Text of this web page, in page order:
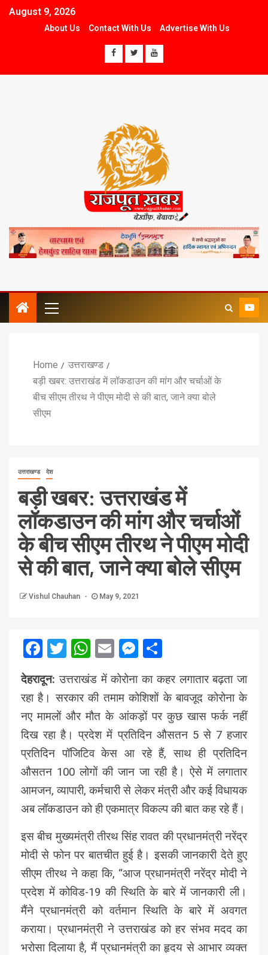
August 9, 2026
About Us Contact With Us Advertise With Us
Home
उत्तराखण्ड
बड़ी खबर: उत्तराखंड में लॉकडाउन की मांग और चर्चाओं के
बीच सीएम तीरथ ने पीएम मोदी से की बात, जाने क्या बोले
सीएम
उत्तराखण्ड देश
बड़ी खबर: उत्तराखंड में
लॉकडाउन की मांग और चर्चाओं
के बीच सीएम तीरथ ने पीएम मोदी
से की बात, जाने क्या बोले सीएम
Vishul Chauhan May 9, 2021
Facebook
Twitter
WhatsApp
EmailMessenger
देहरादून: उत्तराखंड में कोरोना का कहर लगातार बढ़ता जा
रहा है। सरकार की तमाम कोशिशों के बावजूद कोरोना के
नए मामलों और मौत के आंकड़ों पर कुछ खास फर्क नहीं
दिख रहा है। प्रदेश में प्रतिदिन औसतन 5 से 7 हजार
प्रतिदिन पॉजिटिव केस आ रहे हैं, साथ ही प्रतिदिन
औसतन 100 लोगों की जान जा रही है। ऐसे में लगातार
आमजन, व्यापारी, कर्मचारी से लेकर मंत्री और कई विधायक
अब लॉकडाउन को ही एकमात्र विकल्प की बात कह रहे हैं।
इस बीच मुख्यमंत्री तीरथ सिंह रावत की प्रधानमंत्री नरेंद्र
मोदी से फोन पर बातचीत हुई है। इसकी जानकारी देते हुए
सीएम तीरथ ने कहा कि, “आज प्रधानमंत्री नरेंद्र मोदी ने
प्रदेश में कोविड-19 की स्थिति के बारे में जानकारी ली।
मैंने प्रधानमंत्री को वर्तमान स्थिति के बारे में अवगत
कराया। प्रधानमंत्री ने उत्तराखंड को हर संभव मदद का
भरोसा दिलाया है, मैं प्रधानमंत्री का हृदय से आभार व्यक्त